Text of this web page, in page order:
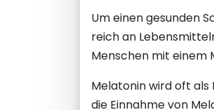
Um einen gesunden
reich an
Menschen mit einem
Melatonin wird oft
die Einnahme von